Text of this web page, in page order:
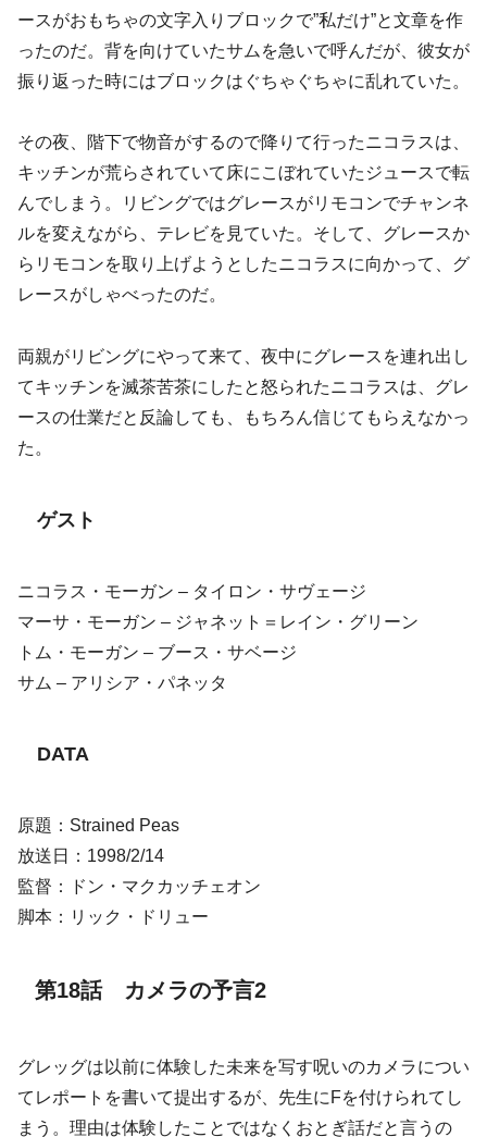
ースがおもちゃの文字入りブロックで”私だけ”と文章を作
ったのだ。背を向けていたサムを急いで呼んだが、彼女が
振り返った時にはブロックはぐちゃぐちゃに乱れていた。
その夜、階下で物音がするので降りて行ったニコラスは、
キッチンが荒らされていて床にこぼれていたジュースで転
んでしまう。リビングではグレースがリモコンでチャンネ
ルを変えながら、テレビを見ていた。そして、グレースか
らリモコンを取り上げようとしたニコラスに向かって、グ
レースがしゃべったのだ。
両親がリビングにやって来て、夜中にグレースを連れ出し
てキッチンを滅茶苦茶にしたと怒られたニコラスは、グレ
ースの仕業だと反論しても、もちろん信じてもらえなかっ
た。
ゲスト
ニコラス・モーガン – タイロン・サヴェージ
マーサ・モーガン – ジャネット＝レイン・グリーン
トム・モーガン – ブース・サベージ
サム – アリシア・パネッタ
DATA
原題：Strained Peas
放送日：1998/2/14
監督：ドン・マクカッチェオン
脚本：リック・ドリュー
第18話 カメラの予言2
グレッグは以前に体験した未来を写す呪いのカメラについ
てレポートを書いて提出するが、先生にFを付けられてし
まう。理由は体験したことではなくおとぎ話だと言うの